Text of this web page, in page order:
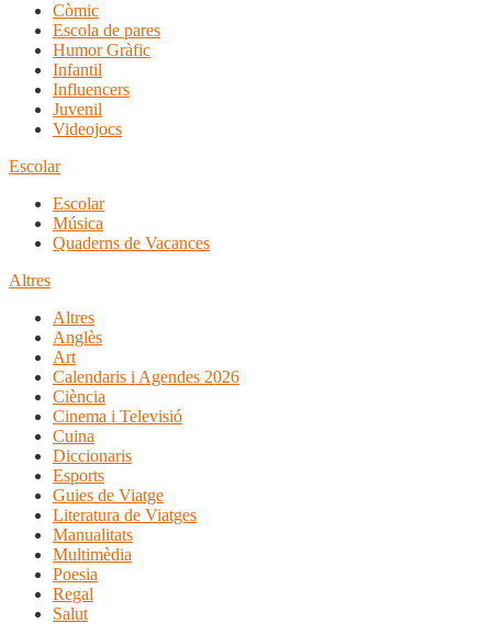
Còmic
Escola de pares
Humor Gràfic
Infantil
Influencers
Juvenil
Videojocs
Escolar
Escolar
Música
Quaderns de Vacances
Altres
Altres
Anglès
Art
Calendaris i Agendes 2026
Ciència
Cinema i Televisió
Cuina
Diccionaris
Esports
Guies de Viatge
Literatura de Viatges
Manualitats
Multimèdia
Poesia
Regal
Salut